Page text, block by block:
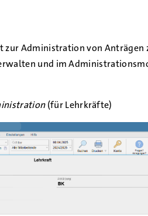
zur Administration von Anträgen
und im
(für Lehrkräfte)